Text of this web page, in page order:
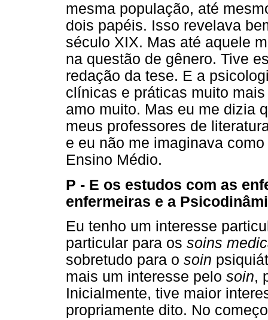
mesma população, até
dois papéis. Isso revelava
século XIX. Mas até aquele
na questão de gênero. Tive
redação da tese. E a
clínicas e práticas muito
amo muito. Mas eu me dizia
meus professores de
e eu não me imaginava
Ensino Médio.
P - E os estudos com as
enfermeiras e a
Eu tenho um interesse
particular para os soins
sobretudo para o soin
mais um interesse pelo soin,
Inicialmente, tive maior
propriamente dito. No